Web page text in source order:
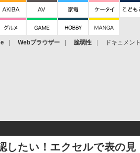
Webブラウザー 脆弱性 ドキュメント
したい！エクセルで表の見